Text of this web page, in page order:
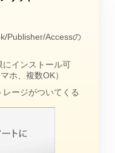
Publisher/Accessの
インストール可
ホ、複数OK）
ージがついてくる